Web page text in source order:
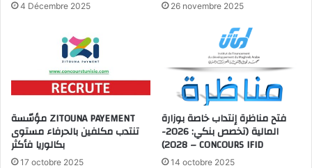
4 Décembre 2025 26 novembre 2025
مؤسّسة ZITOUNA PAYEMENT
تنتدب مكلفين بالحرفاء مستوى
بكالوريا فأكثر
17 octobre 2025
فتح مناظرة إنتداب خاصة بوزارة
المالية (تخصص بنكي: 2026-
2028) – CONCOURS IFID
14 octobre 2025